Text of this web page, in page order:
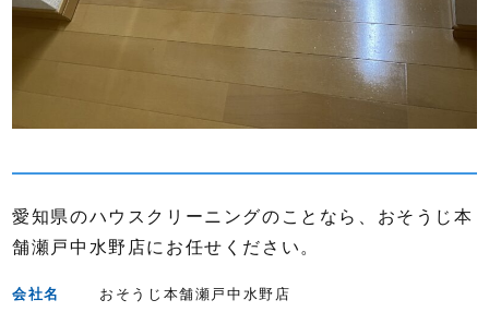
愛知県のハウスクリーニングのことなら、おそうじ本
舗瀬戸中水野店にお任せください。
会社名
おそうじ本舗瀬戸中水野店